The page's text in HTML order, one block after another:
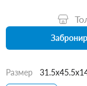
Размер